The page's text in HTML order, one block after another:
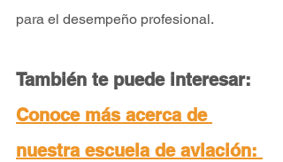
para el desempeño profesional.
También te puede interesar:
Conoce más acerca de
nuestra escuela de aviación: